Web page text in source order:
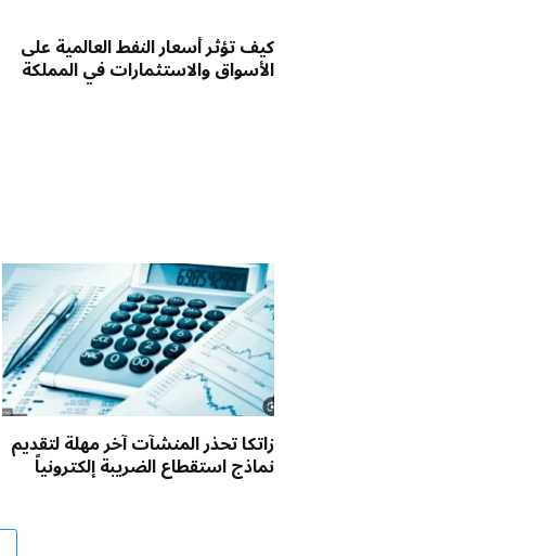
كيف تؤثر أسعار النفط العالمية على
الأسواق والاستثمارات في المملكة
زاتكا تحذر المنشآت آخر مهلة لتقديم
نماذج استقطاع الضريبة إلكترونياً